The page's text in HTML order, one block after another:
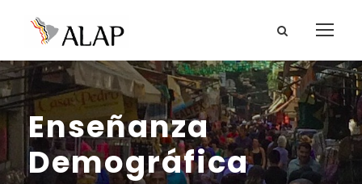
Enseñanza
Demográfica